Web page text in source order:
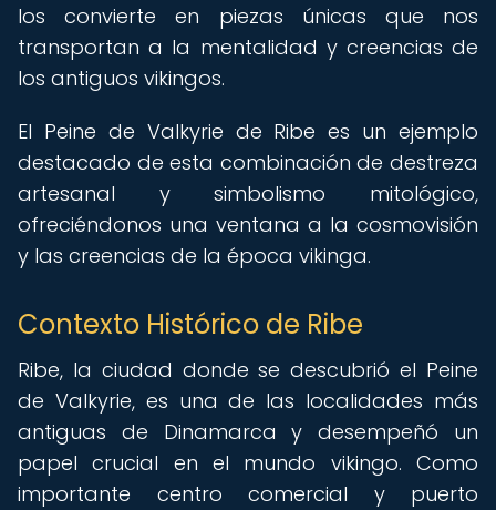
los convierte en piezas únicas que nos
transportan a la mentalidad y creencias de
los antiguos vikingos.
El Peine de Valkyrie de Ribe es un ejemplo
destacado de esta combinación de destreza
artesanal y simbolismo mitológico,
ofreciéndonos una ventana a la cosmovisión
y las creencias de la época vikinga.
Contexto Histórico de Ribe
Ribe, la ciudad donde se descubrió el Peine
de Valkyrie, es una de las localidades más
antiguas de Dinamarca y desempeñó un
papel crucial en el mundo vikingo. Como
importante centro comercial y puerto